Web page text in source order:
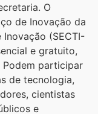
O
de Inovação da
(SECTI-
e gratuito,
Podem participar
de tecnologia,
cientistas
e